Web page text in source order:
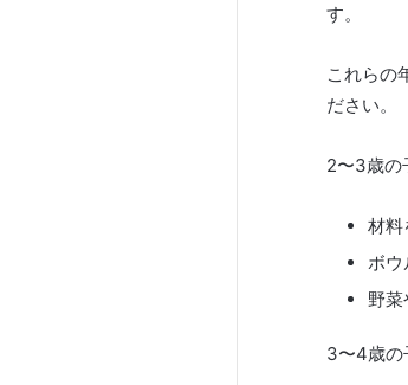
す。
これらの
ださい。
2〜3歳の
材料
ボ
野菜
3〜4歳の